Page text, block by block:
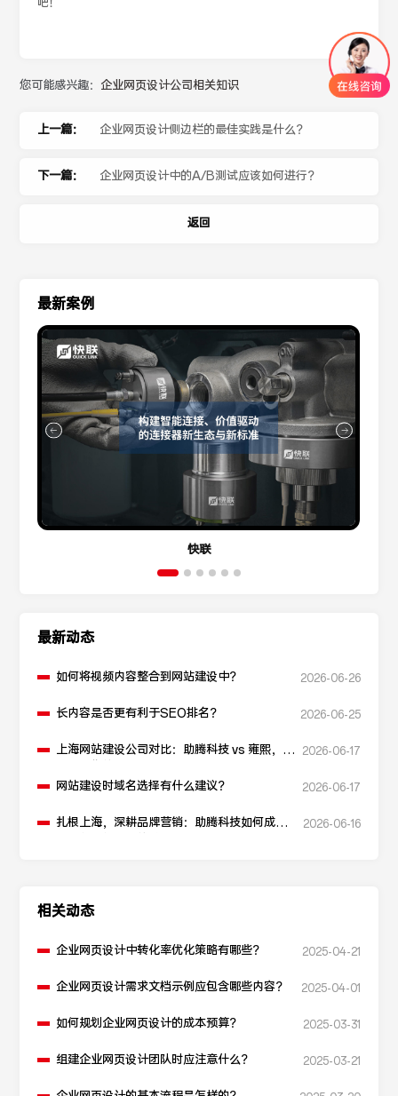
您可能感兴趣： 企业网页设计公司相关知识
上一篇： 企业网页设计侧边栏的最佳实践是什么？
下一篇： 企业网页设计中的A/B测试应该如何进行？
返回
最新案例
快联
最新动态
如何将视频内容整合到网站建设中？ 2026-06-26
长内容是否更有利于SEO排名？ 2026-06-25
上海网站建设公司对比：助腾科技 vs 雍熙，如
2026-06-17
网站建设时域名选择有什么建议？ 2026-06-17
扎根上海，深耕品牌营销：助腾科技如何成为
2026-06-16
相关动态
企业网页设计中转化率优化策略有哪些？ 2025-04-21
企业网页设计需求文档示例应包含哪些内容？ 2025-04-01
如何规划企业网页设计的成本预算？ 2025-03-31
组建企业网页设计团队时应注意什么？ 2025-03-21